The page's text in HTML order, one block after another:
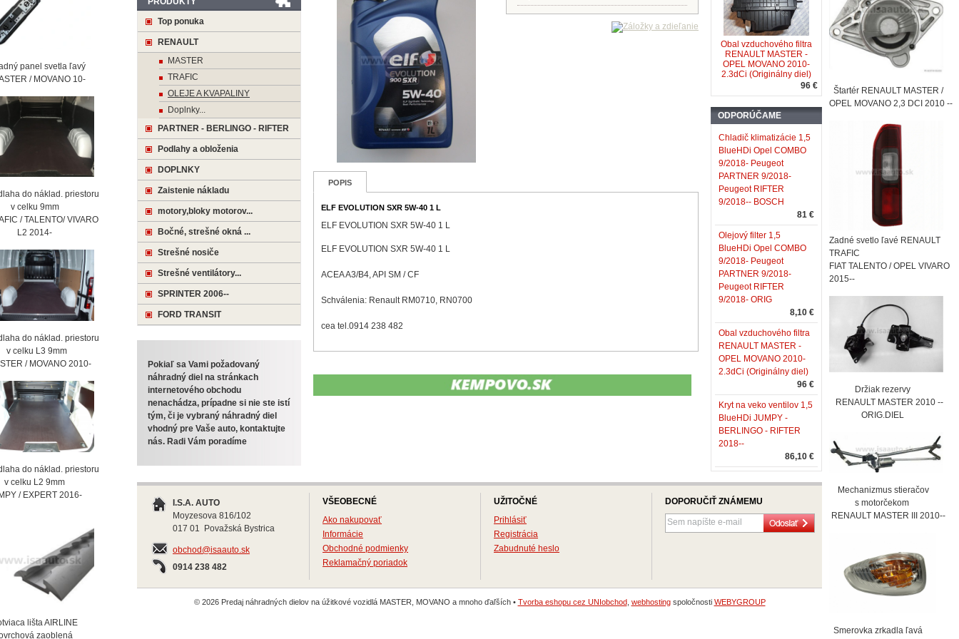
POPIS
ELF EVOLUTION SXR 5W-40 1 L
ELF EVOLUTION SXR 5W-40 1 L
ELF EVOLUTION SXR 5W-40 1 L
ACEA A3/B4, API SM / CF
Schválenia: Renault RM0710, RN0700
cea tel.0914 238 482
Obal vzduchového filtra
RENAULT MASTER -
OPEL MOVANO 2010-
2.3dCi (Originálny diel)
96 €
ODPORÚČAME
Chladič klimatizácie 1,5
BlueHDi Opel COMBO
9/2018- Peugeot
PARTNER 9/2018-
Peugeot RIFTER
9/2018-- BOSCH
81 €
Olejový filter 1,5
BlueHDi Opel COMBO
9/2018- Peugeot
PARTNER 9/2018-
Peugeot RIFTER
9/2018- ORIG
8,10 €
Obal vzduchového filtra
RENAULT MASTER -
OPEL MOVANO 2010-
2.3dCi (Originálny diel)
96 €
Kryt na veko ventilov 1,5
BlueHDi JUMPY -
BERLINGO - RIFTER
2018--
86,10 €
Top ponuka
RENAULT
MASTER
TRAFIC
OLEJE A KVAPALINY
Doplnky...
PARTNER - BERLINGO - RIFTER
Podlahy a obloženia
DOPLNKY
Zaistenie nákladu
motory,bloky motorov...
Bočné, strešné okná ...
Strešné nosiče
Strešné ventilátory...
SPRINTER 2006--
FORD TRANSIT
Pokiaľ sa Vami požadovaný
náhradný diel na stránkach
internetového obchodu
nenachádza, prípadne si nie ste istí
tým, či je vybraný náhradný diel
vhodný pre Vaše auto, kontaktujte
nás. Radi Vám poradíme
I.S.A. AUTO
Moyzesova 816/102
017 01 Považská Bystrica
obchod@isaauto.sk
0914 238 482
VŠEOBECNÉ
Ako nakupovať
Informácie
Obchodné podmienky
Reklamačný poriadok
UŽITOČNÉ
Prihlásiť
Registrácia
Zabudnuté heslo
DOPORUČIŤ ZNÁMEMU
© 2026 Predaj náhradných dielov na úžitkové vozidlá MASTER, MOVANO a mnoho ďaľších • Tvorba eshopu cez UNIobchod, webhostingspoločnosti WEBYGROUP
panel svetla ľavý
/ MOVANO 10-
do náklad. priestoru
9mm
/ TALENTO/ VIVARO
2014-
do náklad. priestoru
L3 9mm
/ MOVANO 2010-
do náklad. priestoru
L2 9mm
/ EXPERT 2016-
lišta AIRLINE
zaoblená
Štartér RENAULT MASTER /
OPEL MOVANO 2,3 DCI 2010 --
Zadné svetlo ľavé RENAULT
TRAFIC
FIAT TALENTO / OPEL VIVARO
2015--
Držiak rezervy
RENAULT MASTER 2010 --
ORIG.DIEL
Mechanizmus stieračov
s motorčekom
RENAULT MASTER III 2010--
Smerovka zrkadla ľavá